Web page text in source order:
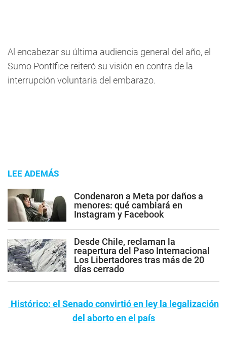
Al encabezar su última audiencia general del año, el
Sumo Pontífice reiteró su visión en contra de la
interrupción voluntaria del embarazo.
LEE ADEMÁS
Condenaron a Meta por daños a
menores: qué cambiará en
Instagram y Facebook
Desde Chile, reclaman la
reapertura del Paso Internacional
Los Libertadores tras más de 20
días cerrado
Histórico: el Senado convirtió en ley la legalización
del aborto en el país